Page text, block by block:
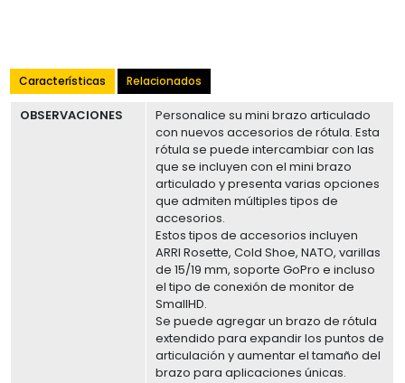
Características Relacionados
OBSERVACIONES
Personalice su mini brazo articulado
con nuevos accesorios de rótula. Esta
rótula se puede intercambiar con las
que se incluyen con el mini brazo
articulado y presenta varias opciones
que admiten múltiples tipos de
accesorios.
Estos tipos de accesorios incluyen
ARRI Rosette, Cold Shoe, NATO, varillas
de 15/19 mm, soporte GoPro e incluso
el tipo de conexión de monitor de
SmallHD.
Se puede agregar un brazo de rótula
extendido para expandir los puntos de
articulación y aumentar el tamaño del
brazo para aplicaciones únicas.